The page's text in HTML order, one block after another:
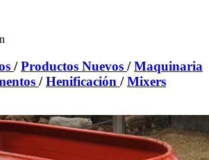
/Productos Nuevos /Maquinaria
/Henificación /Mixers